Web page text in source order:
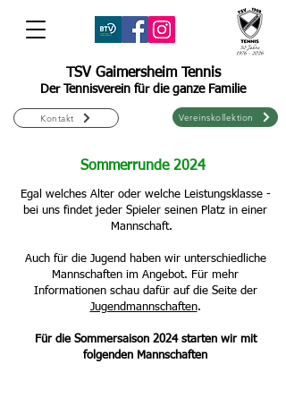
TSV Gaimersheim Tennis
Der Tennisverein für die ganze Familie
Vereinskollektion
Kontakt
Sommerrunde 2024
Egal welches Alter oder welche Leistungsklasse -
bei uns findet jeder Spieler seinen Platz in einer
Mannschaft.
Auch für die Jugend haben wir unterschiedliche
Mannschaften im Angebot. Für mehr
Informationen schau dafür auf die Seite der
Jugendmannschaften.
Für die Sommersaison 2024 starten wir mit
folgenden Mannschaften